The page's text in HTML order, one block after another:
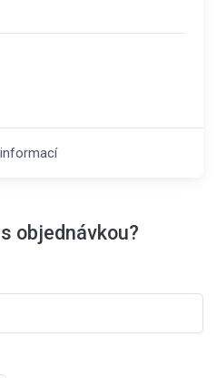
objednávkou?